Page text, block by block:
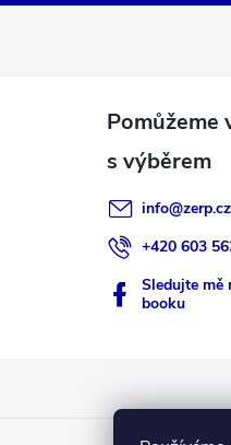
info@zerp.cz
+420 603
Sledujte mě
booku